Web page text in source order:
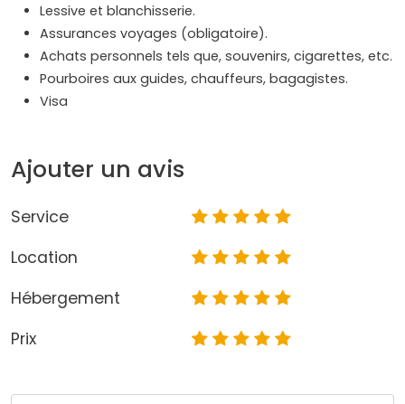
Lessive et blanchisserie.
Assurances voyages (obligatoire).
Achats personnels tels que, souvenirs, cigarettes, etc.
Pourboires aux guides, chauffeurs, bagagistes.
Visa
Ajouter un avis
Service
Location
Hébergement
Prix